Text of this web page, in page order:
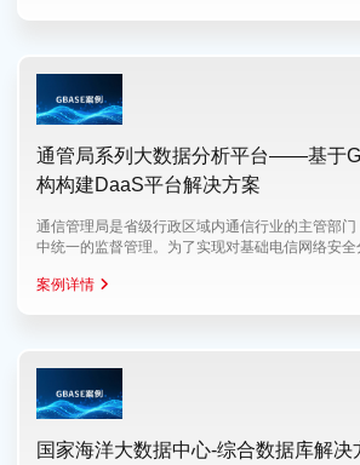
通管局系列大数据分析平台——基于
构构建DaaS平台解决方案
通信管理局是省级行政区域内通信行业的主管部
中统一的监督管理。为了实现对基础电信网络安
案例详情
国家海洋大数据中心-综合数据库解决